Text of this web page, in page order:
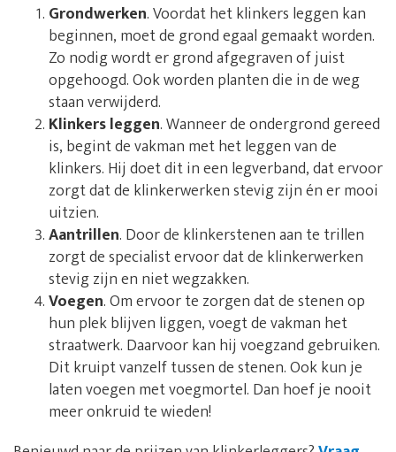
Grondwerken. Voordat het klinkers leggen kan
beginnen, moet de grond egaal gemaakt worden.
Zo nodig wordt er grond afgegraven of juist
opgehoogd. Ook worden planten die in de weg
staan verwijderd.
Klinkers leggen. Wanneer de ondergrond gereed
is, begint de vakman met het leggen van de
klinkers. Hij doet dit in een legverband, dat ervoor
zorgt dat de klinkerwerken stevig zijn én er mooi
uitzien.
Aantrillen. Door de klinkerstenen aan te trillen
zorgt de specialist ervoor dat de klinkerwerken
stevig zijn en niet wegzakken.
Voegen. Om ervoor te zorgen dat de stenen op
hun plek blijven liggen, voegt de vakman het
straatwerk. Daarvoor kan hij voegzand gebruiken.
Dit kruipt vanzelf tussen de stenen. Ook kun je
laten voegen met voegmortel. Dan hoef je nooit
meer onkruid te wieden!